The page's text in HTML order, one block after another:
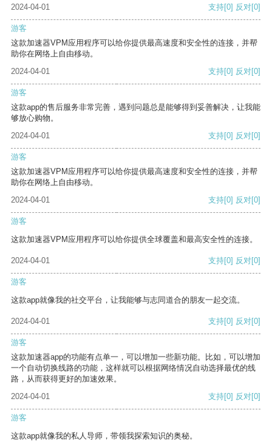
2024-04-01
支持[0] 反对[0]
游客
这款加速器VPM应用程序可以给你提供最高速度和安全性的连接，并帮
助你在网络上自由移动。
2024-04-01
支持[0] 反对[0]
游客
这款app的售后服务非常完善，遇到问题总是能够得到妥善解决，让我能
够放心购物。
2024-04-01
支持[0] 反对[0]
游客
这款加速器VPM应用程序可以给你提供最高速度和安全性的连接，并帮
助你在网络上自由移动。
2024-04-01
支持[0] 反对[0]
游客
这款加速器VPM应用程序可以给你提供全球覆盖和最高安全性的连接。
2024-04-01 支持[0] 反对[0]
游客
这款app就像我的社交平台，让我能够与志同道合的朋友一起交流。
2024-04-01 支持[0] 反对[0]
游客
这款加速器app的功能有点单一，可以增加一些新功能。比如，可以增加
一个自动切换线路的功能，这样就可以根据网络情况自动选择最优的线
路，从而获得更好的加速效果。
2024-04-01
支持[0] 反对[0]
游客
这款app就像我的私人导师，带领我探索知识的奥秘。